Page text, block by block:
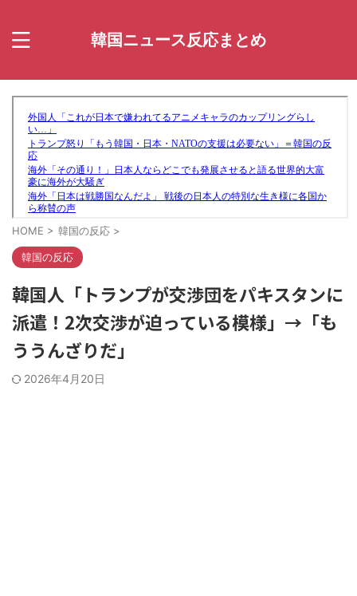
韓国ニュース反応まとめ
HOME > 韓国の反応 >
韓国の反応
韓国人「トランプが交渉団をパキスタンに
派遣！2次交渉が迫っている模様」→「も
ううんざりだ」
2026年4月20日